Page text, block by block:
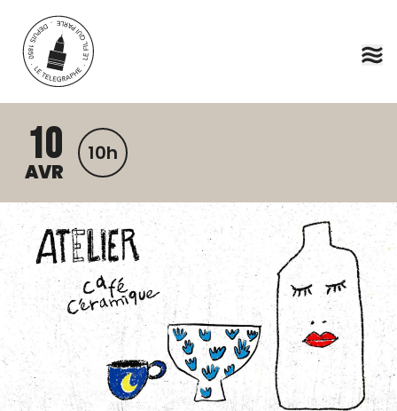
Aller au contenu principal
10
AVR
10h